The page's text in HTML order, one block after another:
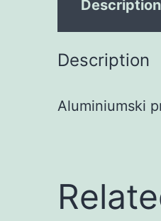
Description
Description
Aluminiumski